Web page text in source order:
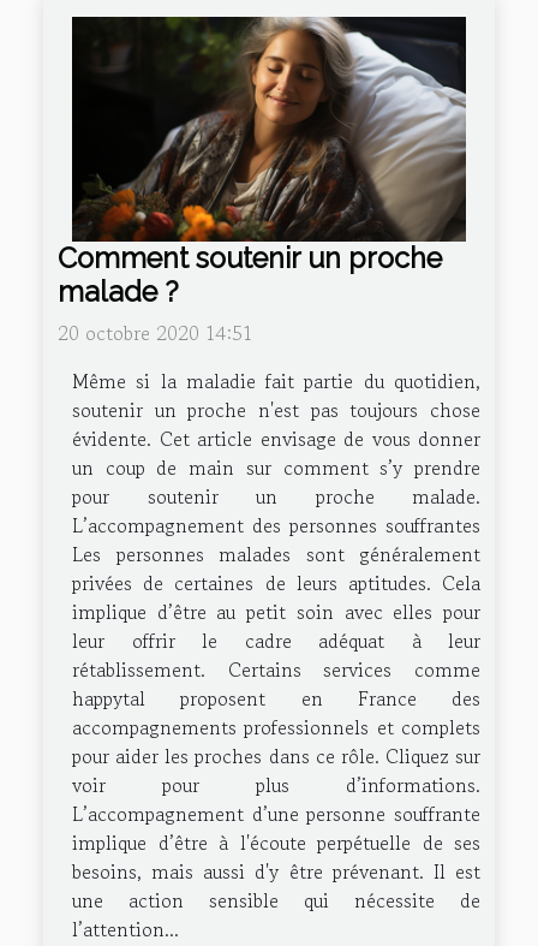
Comment soutenir un proche
malade ?
20 octobre 2020 14:51
Même si la maladie fait partie du quotidien,
soutenir un proche n'est pas toujours chose
évidente. Cet article envisage de vous donner
un coup de main sur comment s’y prendre
pour soutenir un proche malade.
L’accompagnement des personnes souffrantes
Les personnes malades sont généralement
privées de certaines de leurs aptitudes. Cela
implique d’être au petit soin avec elles pour
leur offrir le cadre adéquat à leur
rétablissement. Certains services comme
happytal proposent en France des
accompagnements professionnels et complets
pour aider les proches dans ce rôle. Cliquez sur
voir pour plus d’informations.
L’accompagnement d’une personne souffrante
implique d’être à l'écoute perpétuelle de ses
besoins, mais aussi d'y être prévenant. Il est
une action sensible qui nécessite de
l’attention...